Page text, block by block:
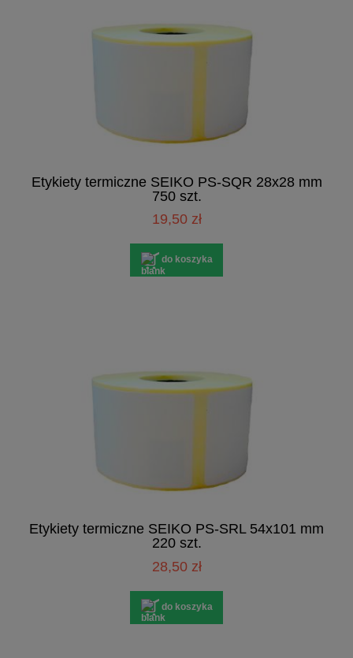
Etykiety termiczne SEIKO PS-SQR 28x28 mm
750 szt.
19,50 zł
do koszyka
Etykiety termiczne SEIKO PS-SRL 54x101 mm
220 szt.
28,50 zł
do koszyka